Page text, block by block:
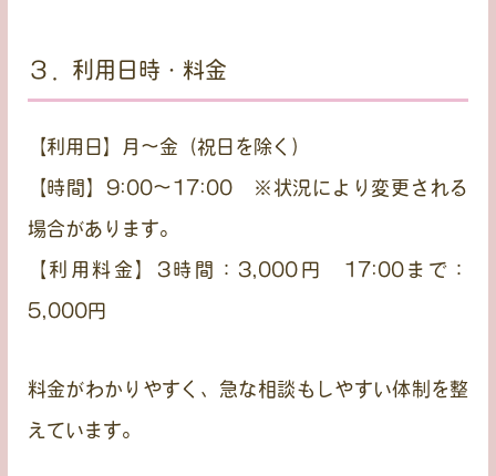
３．利用日時・料金
【利用日】 月〜金（祝日を除く）
【時間】 9:00〜17:00 ※状況により変更される
場合があります。
【利用料金】 3時間：3,000円 17:00まで：
5,000円
料金がわかりやすく、急な相談もしやすい体制を整
えています。